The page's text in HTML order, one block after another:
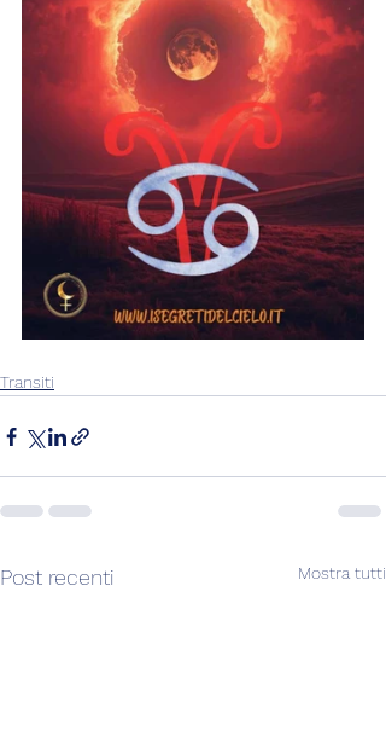
Transiti
Post recenti Mostra tutti